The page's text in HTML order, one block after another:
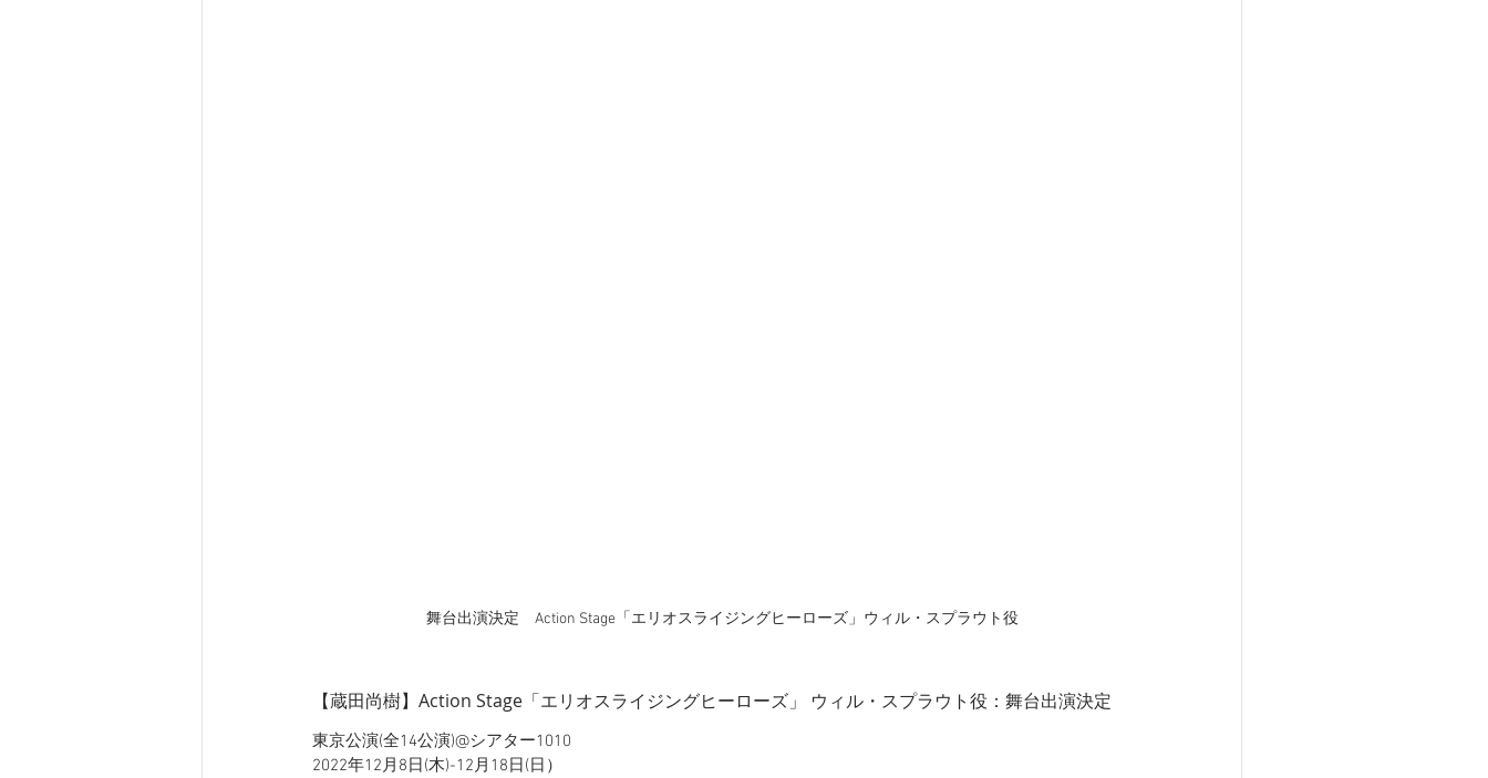
舞台出演決定　Action Stage「エリオスライジングヒーローズ」ウィル・スプラウト役
【蔵田尚樹】Action Stage「エリオスライジングヒーローズ」 ウィル・スプラウト役：舞台出演決定
東京公演(全14公演)@シアター1010
2022年12月8日(木)-12月18日(日）